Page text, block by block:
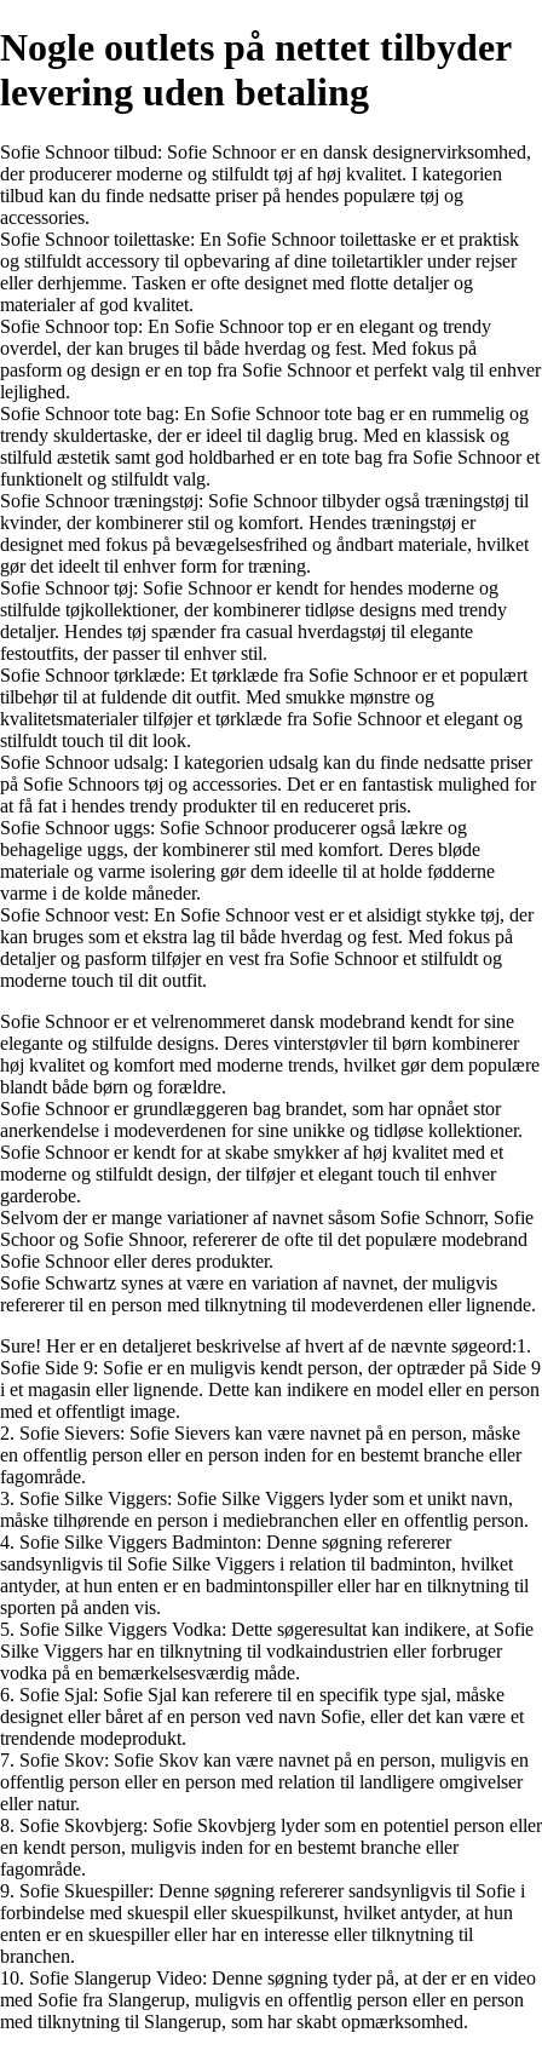
Nogle outlets på nettet tilbyder
levering uden betaling
Sofie Schnoor tilbud: Sofie Schnoor er en dansk designervirksomhed,
der producerer moderne og stilfuldt tøj af høj kvalitet. I kategorien
tilbud kan du finde nedsatte priser på hendes populære tøj og
accessories.
Sofie Schnoor toilettaske: En Sofie Schnoor toilettaske er et praktisk
og stilfuldt accessory til opbevaring af dine toiletartikler under rejser
eller derhjemme. Tasken er ofte designet med flotte detaljer og
materialer af god kvalitet.
Sofie Schnoor top: En Sofie Schnoor top er en elegant og trendy
overdel, der kan bruges til både hverdag og fest. Med fokus på
pasform og design er en top fra Sofie Schnoor et perfekt valg til enhver
lejlighed.
Sofie Schnoor tote bag: En Sofie Schnoor tote bag er en rummelig og
trendy skuldertaske, der er ideel til daglig brug. Med en klassisk og
stilfuld æstetik samt god holdbarhed er en tote bag fra Sofie Schnoor et
funktionelt og stilfuldt valg.
Sofie Schnoor træningstøj: Sofie Schnoor tilbyder også træningstøj til
kvinder, der kombinerer stil og komfort. Hendes træningstøj er
designet med fokus på bevægelsesfrihed og åndbart materiale, hvilket
gør det ideelt til enhver form for træning.
Sofie Schnoor tøj: Sofie Schnoor er kendt for hendes moderne og
stilfulde tøjkollektioner, der kombinerer tidløse designs med trendy
detaljer. Hendes tøj spænder fra casual hverdagstøj til elegante
festoutfits, der passer til enhver stil.
Sofie Schnoor tørklæde: Et tørklæde fra Sofie Schnoor er et populært
tilbehør til at fuldende dit outfit. Med smukke mønstre og
kvalitetsmaterialer tilføjer et tørklæde fra Sofie Schnoor et elegant og
stilfuldt touch til dit look.
Sofie Schnoor udsalg: I kategorien udsalg kan du finde nedsatte priser
på Sofie Schnoors tøj og accessories. Det er en fantastisk mulighed for
at få fat i hendes trendy produkter til en reduceret pris.
Sofie Schnoor uggs: Sofie Schnoor producerer også lækre og
behagelige uggs, der kombinerer stil med komfort. Deres bløde
materiale og varme isolering gør dem ideelle til at holde fødderne
varme i de kolde måneder.
Sofie Schnoor vest: En Sofie Schnoor vest er et alsidigt stykke tøj, der
kan bruges som et ekstra lag til både hverdag og fest. Med fokus på
detaljer og pasform tilføjer en vest fra Sofie Schnoor et stilfuldt og
moderne touch til dit outfit.
Sofie Schnoor er et velrenommeret dansk modebrand kendt for sine
elegante og stilfulde designs. Deres vinterstøvler til børn kombinerer
høj kvalitet og komfort med moderne trends, hvilket gør dem populære
blandt både børn og forældre.
Sofie Schnoor er grundlæggeren bag brandet, som har opnået stor
anerkendelse i modeverdenen for sine unikke og tidløse kollektioner.
Sofie Schnoor er kendt for at skabe smykker af høj kvalitet med et
moderne og stilfuldt design, der tilføjer et elegant touch til enhver
garderobe.
Selvom der er mange variationer af navnet såsom Sofie Schnorr, Sofie
Schoor og Sofie Shnoor, refererer de ofte til det populære modebrand
Sofie Schnoor eller deres produkter.
Sofie Schwartz synes at være en variation af navnet, der muligvis
refererer til en person med tilknytning til modeverdenen eller lignende.
Sure! Her er en detaljeret beskrivelse af hvert af de nævnte søgeord:1.
Sofie Side 9: Sofie er en muligvis kendt person, der optræder på Side 9
i et magasin eller lignende. Dette kan indikere en model eller en person
med et offentligt image.
2. Sofie Sievers: Sofie Sievers kan være navnet på en person, måske
en offentlig person eller en person inden for en bestemt branche eller
fagområde.
3. Sofie Silke Viggers: Sofie Silke Viggers lyder som et unikt navn,
måske tilhørende en person i mediebranchen eller en offentlig person.
4. Sofie Silke Viggers Badminton: Denne søgning refererer
sandsynligvis til Sofie Silke Viggers i relation til badminton, hvilket
antyder, at hun enten er en badmintonspiller eller har en tilknytning til
sporten på anden vis.
5. Sofie Silke Viggers Vodka: Dette søgeresultat kan indikere, at Sofie
Silke Viggers har en tilknytning til vodkaindustrien eller forbruger
vodka på en bemærkelsesværdig måde.
6. Sofie Sjal: Sofie Sjal kan referere til en specifik type sjal, måske
designet eller båret af en person ved navn Sofie, eller det kan være et
trendende modeprodukt.
7. Sofie Skov: Sofie Skov kan være navnet på en person, muligvis en
offentlig person eller en person med relation til landligere omgivelser
eller natur.
8. Sofie Skovbjerg: Sofie Skovbjerg lyder som en potentiel person eller
en kendt person, muligvis inden for en bestemt branche eller
fagområde.
9. Sofie Skuespiller: Denne søgning refererer sandsynligvis til Sofie i
forbindelse med skuespil eller skuespilkunst, hvilket antyder, at hun
enten er en skuespiller eller har en interesse eller tilknytning til
branchen.
10. Sofie Slangerup Video: Denne søgning tyder på, at der er en video
med Sofie fra Slangerup, muligvis en offentlig person eller en person
med tilknytning til Slangerup, som har skabt opmærksomhed.